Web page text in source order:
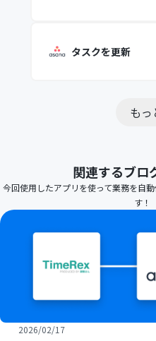
タスクを更新
もっ
関連するブロ
今回使用したアプリを使って業務を自
す！
2026/02/17